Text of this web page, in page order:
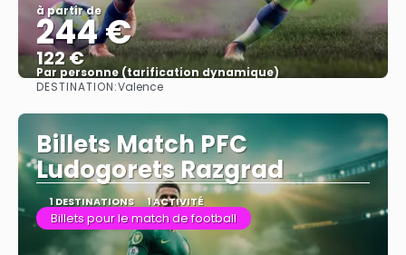
à partir de
244 €
122 €
Par personne (tarification dynamique)
DESTINATION:Valence
Billets Match PFC
Ludogorets Razgrad
1 DESTINATIONS 1 ACTIVITÉ
Billets pour le match de football